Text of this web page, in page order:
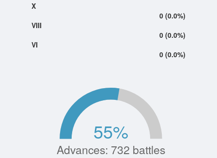
X
0 (0.0%)
VIII
0 (0.0%)
VI
0 (0.0%)
Advances: 732 battles
55%